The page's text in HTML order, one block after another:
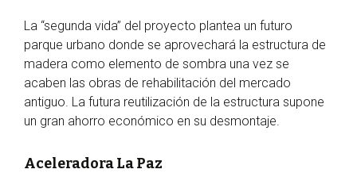
La “segunda vida” del proyecto plantea un futuro
parque urbano donde se aprovechará la estructura de
madera como elemento de sombra una vez se
acaben las obras de rehabilitación del mercado
antiguo. La futura reutilización de la estructura supone
un gran ahorro económico en su desmontaje.
Aceleradora La Paz